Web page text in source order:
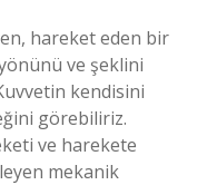
hareket eden bir
ve şeklini
kendisini
görebiliriz.
ve harekete
mekanik